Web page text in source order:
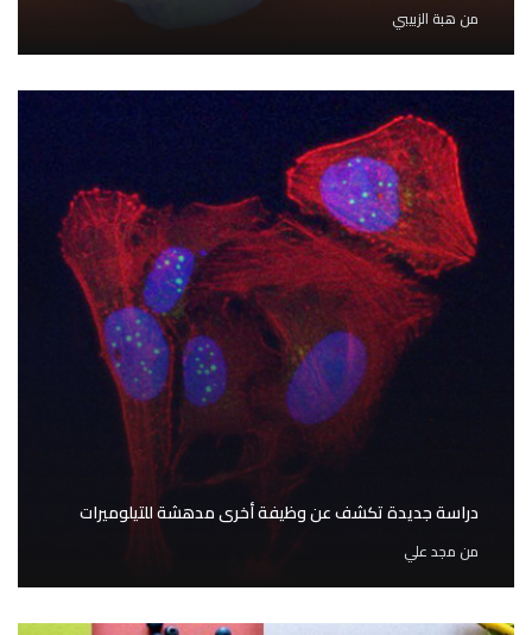
من هبة الزبيبي
دراسة جديدة تكشف عن وظيفة أخرى مدهشة للتيلوميرات
من مجد علي